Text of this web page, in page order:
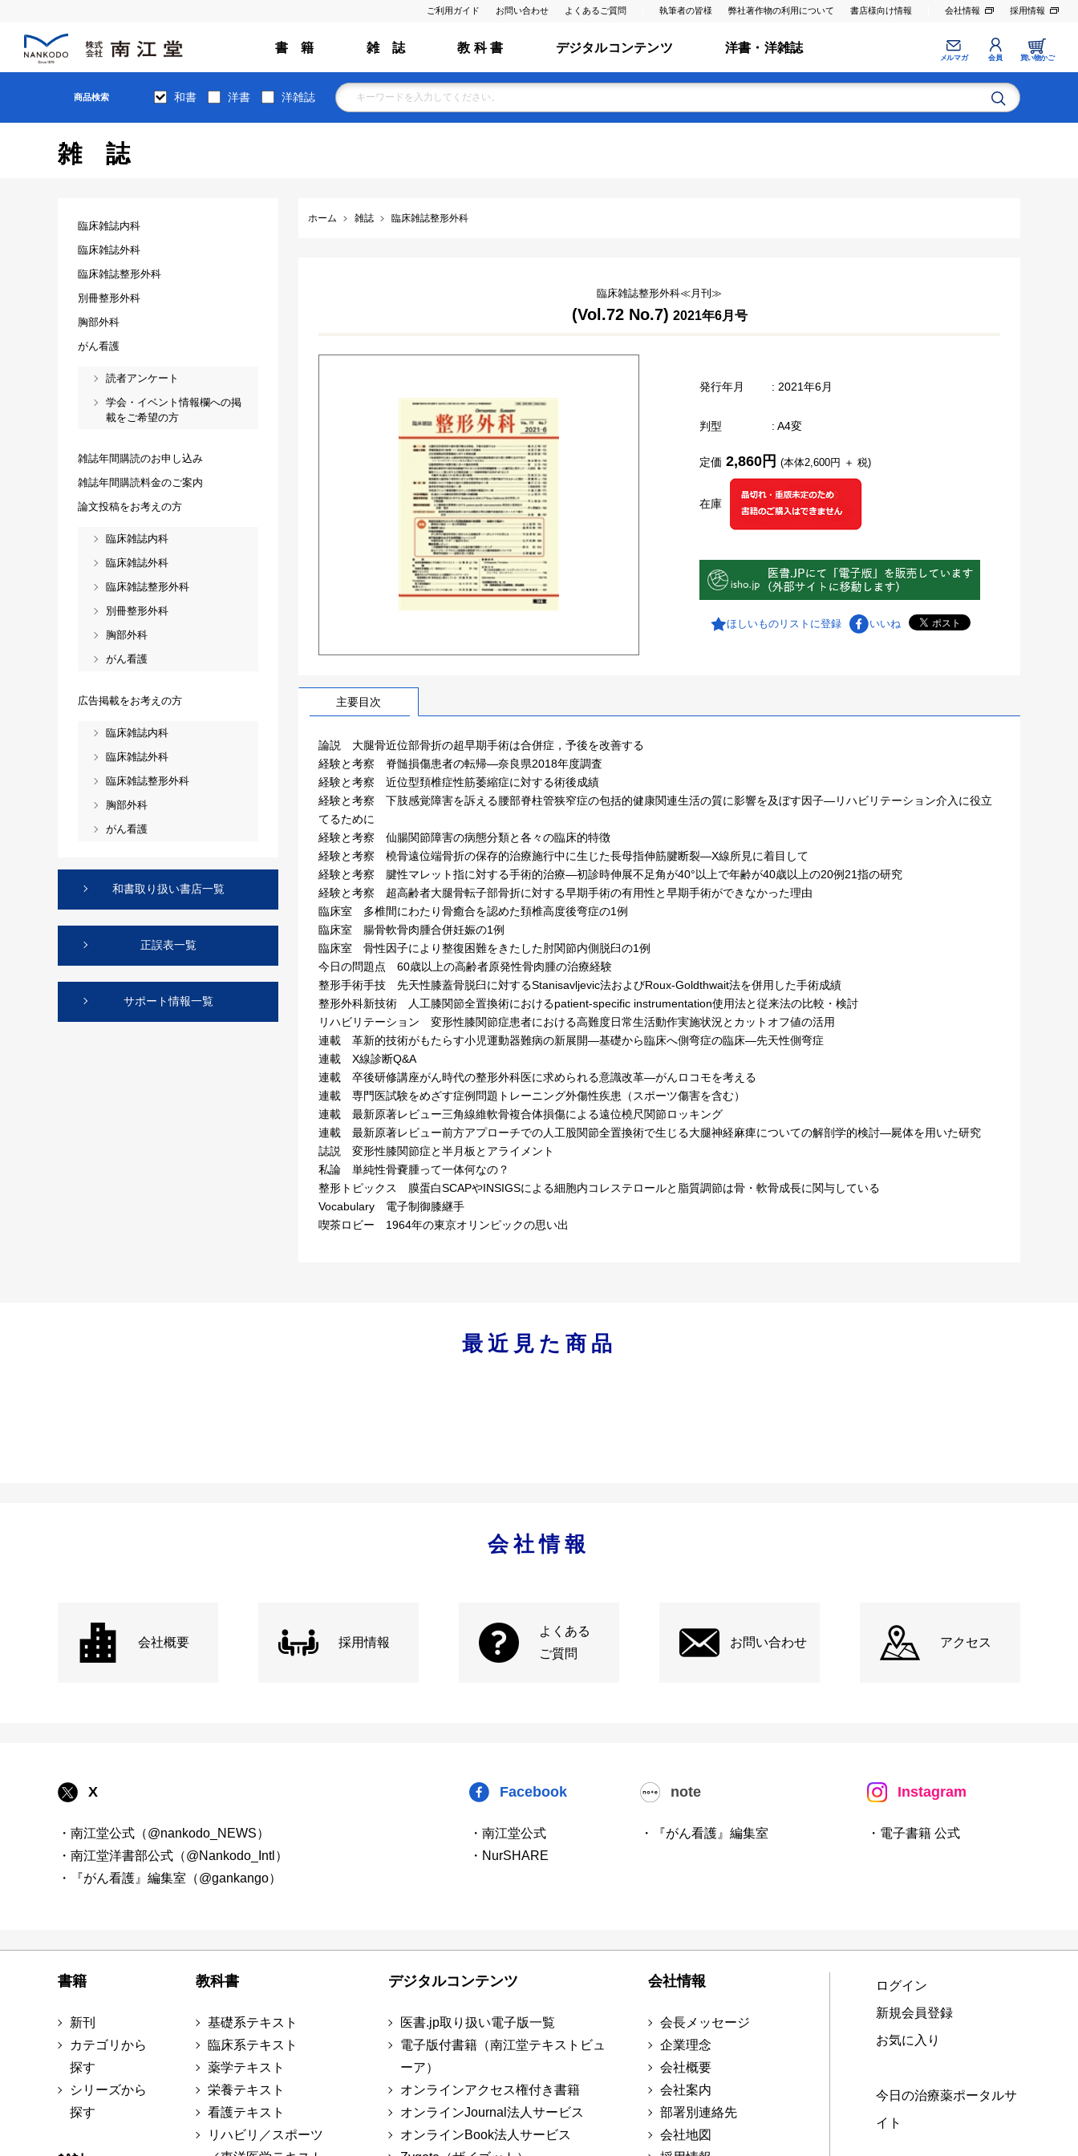
ご利用ガイド お問い合わせ よくあるご質問 執筆者の皆様 弊社著作物の利用について 書店様向け情報 会社情報 採用情報
書 籍 雑 誌 教 科 書 デジタルコンテンツ 洋書・洋雑誌
メルマガ 会員 買い物かご
商品検索 和書 洋書 洋雑誌
雑誌
ホーム 雑誌 臨床雑誌整形外科
臨床雑誌整形外科≪月刊≫
(Vol.72 No.7) 2021年6月号
発行年月 : 2021年6月
判型 : A4変
在庫
定価 2,860円 (本体2,600円 ＋ 税)
ほしいものリストに登録 いいね
主要目次
論説 大腿骨近位部骨折の超早期手術は合併症，予後を改善する
経験と考察 脊髄損傷患者の転帰―奈良県2018年度調査
経験と考察 近位型頚椎症性筋萎縮症に対する術後成績
経験と考察 下肢感覚障害を訴える腰部脊柱管狭窄症の包括的健康関連生活の質に影響を及ぼす因子―リハビリテーション介入に役立
てるために
経験と考察 仙腸関節障害の病態分類と各々の臨床的特徴
経験と考察 橈骨遠位端骨折の保存的治療施行中に生じた長母指伸筋腱断裂―X線所見に着目して
経験と考察 腱性マレット指に対する手術的治療―初診時伸展不足角が40°以上で年齢が40歳以上の20例21指の研究
経験と考察 超高齢者大腿骨転子部骨折に対する早期手術の有用性と早期手術ができなかった理由
臨床室 多椎間にわたり骨癒合を認めた頚椎高度後弯症の1例
臨床室 腸骨軟骨肉腫合併妊娠の1例
臨床室 骨性因子により整復困難をきたした肘関節内側脱臼の1例
今日の問題点 60歳以上の高齢者原発性骨肉腫の治療経験
整形手術手技 先天性膝蓋骨脱臼に対するStanisavljevic法およびRoux-Goldthwait法を併用した手術成績
整形外科新技術 人工膝関節全置換術におけるpatient-specific instrumentation使用法と従来法の比較・検討
リハビリテーション 変形性膝関節症患者における高難度日常生活動作実施状況とカットオフ値の活用
連載 革新的技術がもたらす小児運動器難病の新展開―基礎から臨床へ側弯症の臨床―先天性側弯症
連載 X線診断Q&A
連載 卒後研修講座がん時代の整形外科医に求められる意識改革―がんロコモを考える
連載 専門医試験をめざす症例問題トレーニング外傷性疾患（スポーツ傷害を含む）
連載 最新原著レビュー三角線維軟骨複合体損傷による遠位橈尺関節ロッキング
連載 最新原著レビュー前方アプローチでの人工股関節全置換術で生じる大腿神経麻痺についての解剖学的検討―屍体を用いた研究
誌説 変形性膝関節症と半月板とアライメント
私論 単純性骨嚢腫って一体何なの？
整形トピックス 膜蛋白SCAPやINSIGSによる細胞内コレステロールと脂質調節は骨・軟骨成長に関与している
Vocabulary 電子制御膝継手
喫茶ロビー 1964年の東京オリンピックの思い出
臨床雑誌内科
臨床雑誌外科
臨床雑誌整形外科
別冊整形外科
胸部外科
がん看護
読者アンケート
学会・イベント情報欄への掲
載をご希望の方
雑誌年間購読のお申し込み
雑誌年間購読料金のご案内
論文投稿をお考えの方
臨床雑誌内科
臨床雑誌外科
臨床雑誌整形外科
別冊整形外科
胸部外科
がん看護
広告掲載をお考えの方
臨床雑誌内科
臨床雑誌外科
臨床雑誌整形外科
胸部外科
がん看護
和書取り扱い書店一覧
正誤表一覧
サポート情報一覧
最近見た商品
会社情報
会社概要 採用情報
よくある
ご質問
お問い合わせ アクセス
X
・南江堂公式（@nankodo_NEWS）
・南江堂洋書部公式（@Nankodo_Intl）
・『がん看護』編集室（@gankango）
Facebook
・南江堂公式
・NurSHARE
note
・『がん看護』編集室
Instagram
・電子書籍 公式
書籍
新刊
カテゴリから
探す
シリーズから
探す
教科書
基礎系テキスト
臨床系テキスト
薬学テキスト
栄養テキスト
看護テキスト
リハビリ／スポーツ
デジタルコンテンツ
医書.jp取り扱い電子版一覧
電子版付書籍（南江堂テキストビュ
ーア）
オンラインアクセス権付き書籍
オンラインJournal法人サービス
オンラインBook法人サービス
会社情報
会長メッセージ
企業理念
会社概要
会社案内
部署別連絡先
会社地図
ログイン
新規会員登録
お気に入り
今日の治療薬ポータルサ
イト